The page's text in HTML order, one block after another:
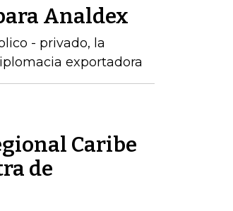
Analdex
- privado, la
exportadora
Caribe
de